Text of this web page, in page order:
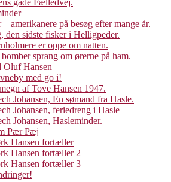
gade Fælledvej.
amerikanere på besøg efter mange år.
den sidste fisker i Helligpeder.
er oppe om natten.
sprang om ørerne på ham.
Oluf Hansen
med go i!
af Tove Hansen 1947.
Johansen, En sømand fra Hasle.
Johansen, feriedreng i Hasle
Johansen, Hasleminder.
Pær Pæj
Hansen fortæller
Hansen fortæller 2
Hansen fortæller 3